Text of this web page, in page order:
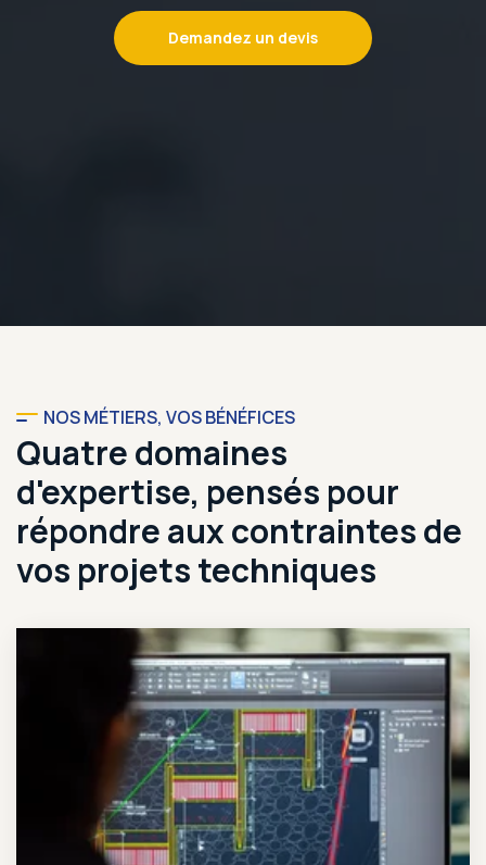
Demandez un devis
NOS MÉTIERS, VOS BÉNÉFICES
Quatre domaines
d'expertise, pensés pour
répondre aux contraintes de
vos projets techniques